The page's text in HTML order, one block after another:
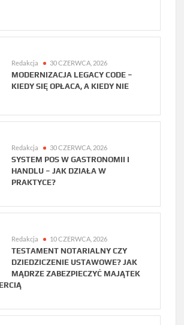
Redakcja 30 CZERWCA, 2026
MODERNIZACJA LEGACY CODE –
KIEDY SIĘ OPŁACA, A KIEDY NIE
Redakcja 30 CZERWCA, 2026
SYSTEM POS W GASTRONOMII I
HANDLU – JAK DZIAŁA W
PRAKTYCE?
Redakcja 10 CZERWCA, 2026
TESTAMENT NOTARIALNY CZY
DZIEDZICZENIE USTAWOWE? JAK
MĄDRZE ZABEZPIECZYĆ MAJĄTEK